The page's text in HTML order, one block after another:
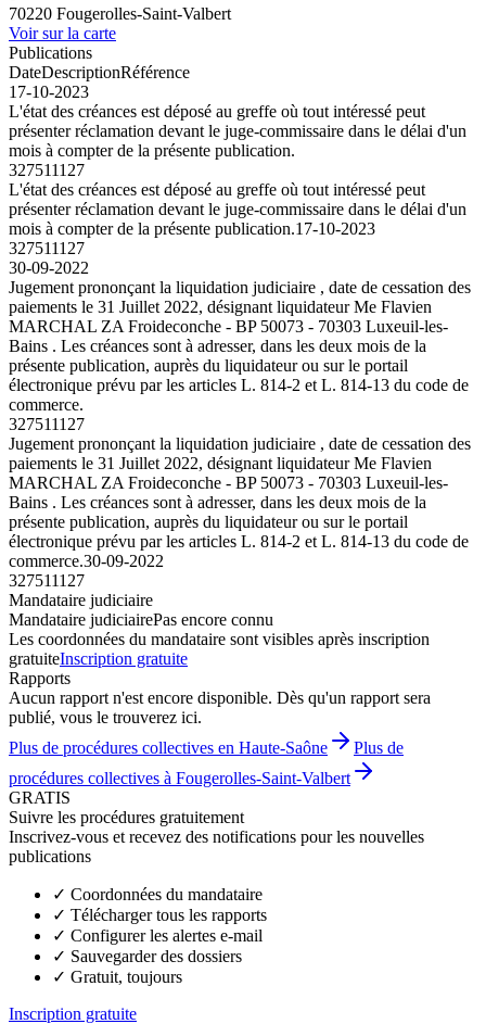
70220 Fougerolles-Saint-Valbert
Voir sur la carte
Publications
DateDescriptionRéférence
17-10-2023
L'état des créances est déposé au greffe où tout intéressé peut
présenter réclamation devant le juge-commissaire dans le délai d'un
mois à compter de la présente publication.
327511127
L'état des créances est déposé au greffe où tout intéressé peut
présenter réclamation devant le juge-commissaire dans le délai d'un
mois à compter de la présente publication.17-10-2023
327511127
30-09-2022
Jugement prononçant la liquidation judiciaire , date de cessation des
paiements le 31 Juillet 2022, désignant liquidateur Me Flavien
MARCHAL ZA Froideconche - BP 50073 - 70303 Luxeuil-les-
Bains . Les créances sont à adresser, dans les deux mois de la
présente publication, auprès du liquidateur ou sur le portail
électronique prévu par les articles L. 814-2 et L. 814-13 du code de
commerce.
327511127
Jugement prononçant la liquidation judiciaire , date de cessation des
paiements le 31 Juillet 2022, désignant liquidateur Me Flavien
MARCHAL ZA Froideconche - BP 50073 - 70303 Luxeuil-les-
Bains . Les créances sont à adresser, dans les deux mois de la
présente publication, auprès du liquidateur ou sur le portail
électronique prévu par les articles L. 814-2 et L. 814-13 du code de
commerce.30-09-2022
327511127
Mandataire judiciaire
Mandataire judiciairePas encore connu
Les coordonnées du mandataire sont visibles après inscription
gratuiteInscription gratuite
Rapports
Aucun rapport n'est encore disponible. Dès qu'un rapport sera
publié, vous le trouverez ici.
Plus de procédures collectives en Haute-Saône
Plus de
procédures collectives à Fougerolles-Saint-Valbert
GRATIS
Suivre les procédures gratuitement
Inscrivez-vous et recevez des notifications pour les nouvelles
publications
✓ Coordonnées du mandataire
✓ Télécharger tous les rapports
✓ Configurer les alertes e-mail
✓ Sauvegarder des dossiers
✓ Gratuit, toujours
Inscription gratuite